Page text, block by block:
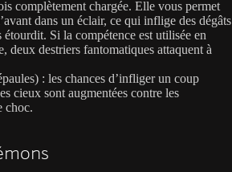
complètement chargée. Elle vous permet
dans un éclair, ce qui inflige des dégâts
étourdit. Si la compétence est utilisée en
deux destriers fantomatiques attaquent à
: les chances d’infliger un coup
cieux sont augmentées contre les
choc.